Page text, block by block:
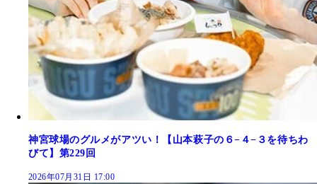
神宮球場のグルメがアツい！【山本萩子の６−４−３を待ちわ
びて】第229回
2026年07月31日 17:00